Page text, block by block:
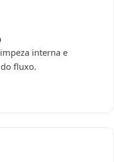
interna e
fluxo.